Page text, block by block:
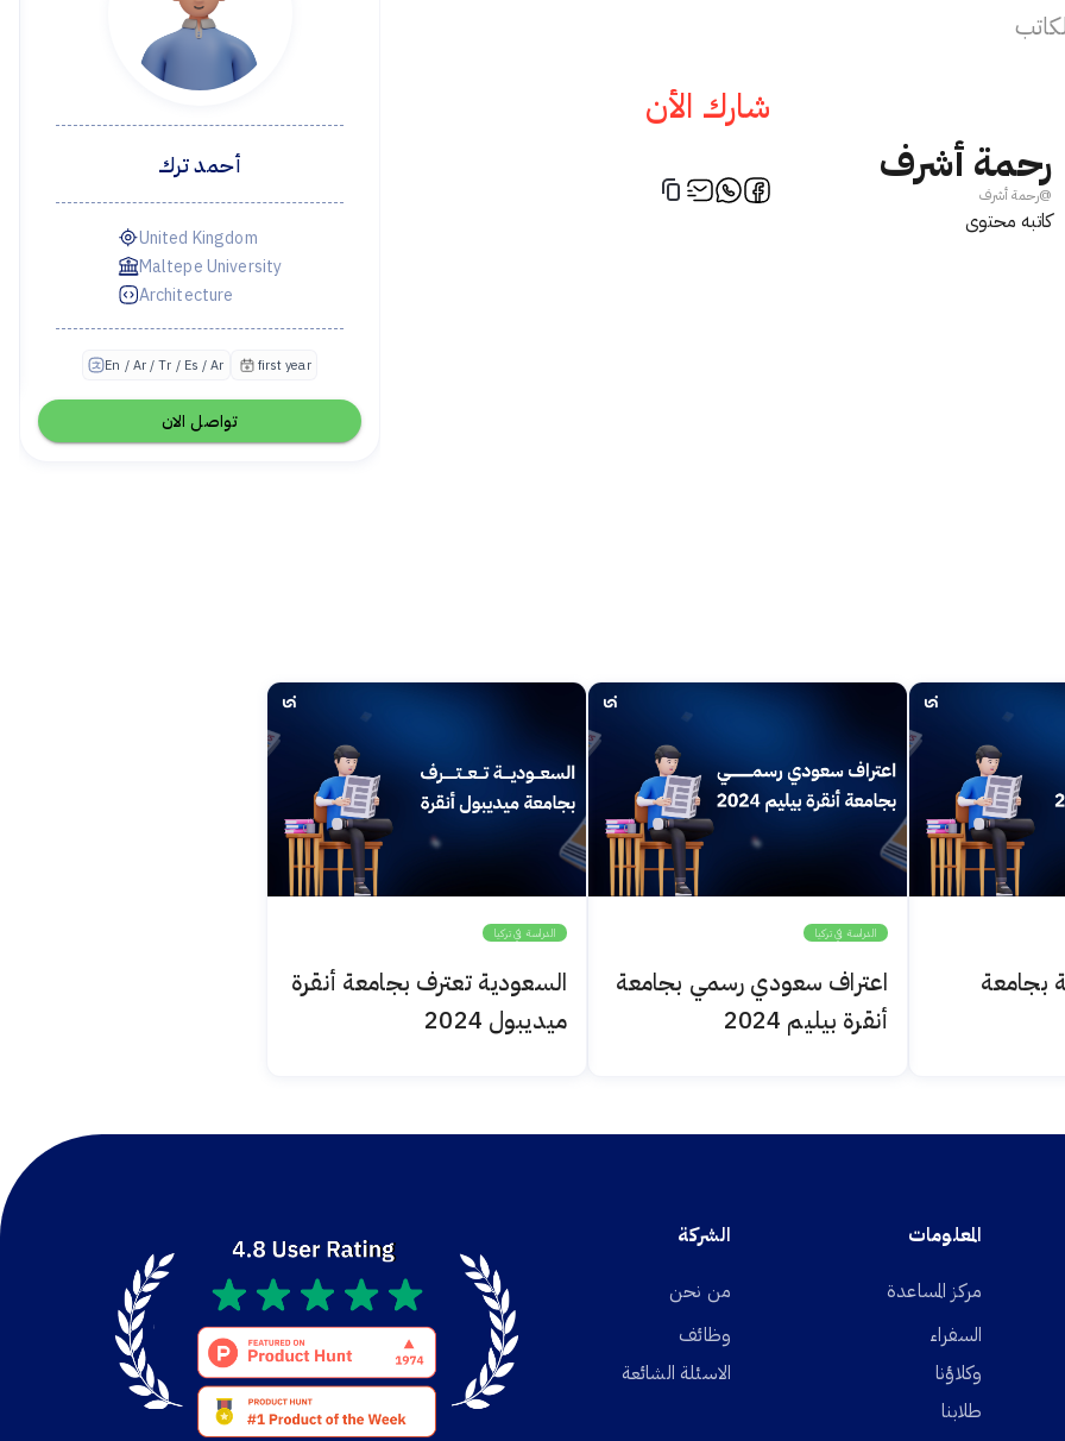
رحمة أشرف
@رحمة أشرف
كاتبه محتوى
شارك الأن
اسلام ترك أحمد ترك
United Kingdom
Maltepe University
Architecture
En / Ar / Tr / Es / Ar first year
تواصل الان
بجامعة
الدراسة في تركيا
اعتراف سعودي رسمي بجامعة
أنقرة بيليم 2024
الدراسة في تركيا
السعودية تعترف بجامعة أنقرة
ميديبول 2024
المعلومات
مركز المساعدة
السفراء
وكلاؤنا
طلابنا
الشركة
من نحن
وظائف
الاسئلة الشائعة